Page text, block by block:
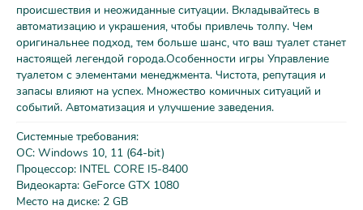
происшествия и неожиданные ситуации. Вкладывайтесь в
автоматизацию и украшения, чтобы привлечь толпу. Чем
оригинальнее подход, тем больше шанс, что ваш туалет станет
настоящей легендой города.Особенности игры Управление
туалетом с элементами менеджмента. Чистота, репутация и
запасы влияют на успех. Множество комичных ситуаций и
событий. Автоматизация и улучшение заведения.
Системные требования:
ОС: Windows 10, 11 (64-bit)
Процессор: INTEL CORE I5-8400
Видеокарта: GeForce GTX 1080
Место на диске: 2 GB